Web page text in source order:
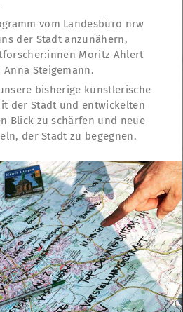
vom Landesbüro nrw
der Stadt anzunähern,
Moritz Ahlert
Steigemann.
bisherige künstlerische
der Stadt und entwickelten
Blick zu schärfen und neue
der Stadt zu begegnen.
. Funding . Contact
. Privacy Policy
measure visitor
Read more …
Continue